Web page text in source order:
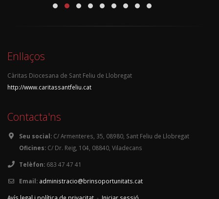
Enllaços
Càritas Diocesana de Sant Feliu de Llobregat
http://www.caritassantfeliu.cat
Contacta'ns
Seu social: C/ Armenteres, 35, 08980, Sant Feliu de Llobregat
Oficines: C/ Dr. Reig, 104, 08840, Viladecans
Telèfon: 683 47 47 41
Email: administracio@brinsoportunitats.cat